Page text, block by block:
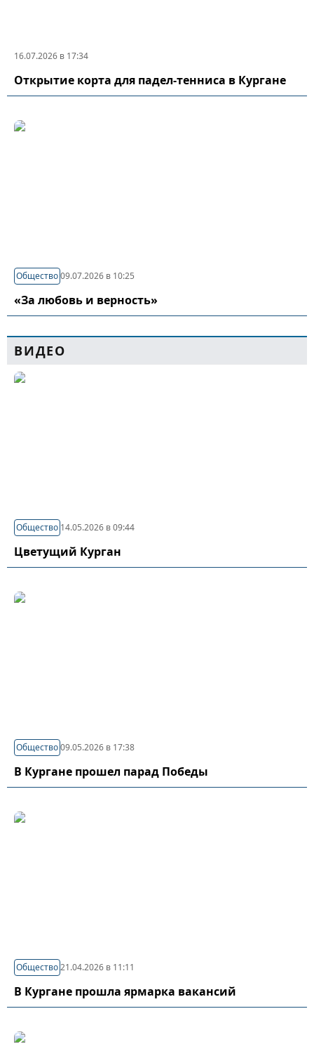
16.07.2026 в 17:34
Открытие корта для падел-тенниса в Кургане
Общество09.07.2026 в 10:25
«За любовь и верность»
ВИДЕО
Общество 14.05.2026 в 09:44
Цветущий Курган
Общество09.05.2026 в 17:38
В Кургане прошел парад Победы
Общество21.04.2026 в 11:11
В Кургане прошла ярмарка вакансий